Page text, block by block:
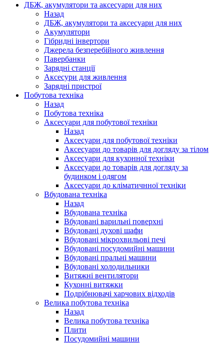
ДБЖ, акумулятори та аксесуари для них
Назад
ДБЖ, акумулятори та аксесуари для них
Акумулятори
Гібридні інвертори
Джерела безперебійного живлення
Павербанки
Зарядні станції
Аксесури для живлення
Зарядні пристрої
Побутова техніка
Назад
Побутова техніка
Аксесуари для побутової техніки
Назад
Аксесуари для побутової техніки
Аксесуари до товарів для догляду за тілом
Аксесуари для кухонної техніки
Аксесуари до товарів для догляду за
будинком і одягом
Аксесуари до кліматичнної техніки
Вбудована техніка
Назад
Вбудована техніка
Вбудовані варильні поверхні
Вбудовані духові шафи
Вбудовані мікрохвильові печі
Вбудовані посудомийні машини
Вбудовані пральні машини
Вбудовані холодильники
Витяжні вентилятори
Кухонні витяжки
Подрібнювачі харчових відходів
Велика побутова техніка
Назад
Велика побутова техніка
Плити
Посудомийні машини